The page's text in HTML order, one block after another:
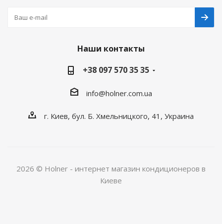
Наши контакты
+38 097 570 35 35
info@holner.com.ua
г. Киев, бул. Б. Хмельницкого, 41, Украина
2026 © Holner - интернет магазин кондиционеров в
Киеве